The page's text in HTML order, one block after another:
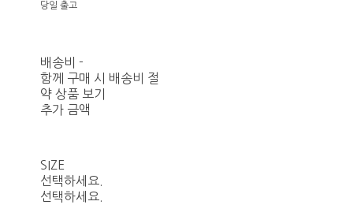
당일 출고
배송비 -
함께 구매 시 배송비 절
약 상품 보기
추가 금액
SIZE
선택하세요.
선택하세요.